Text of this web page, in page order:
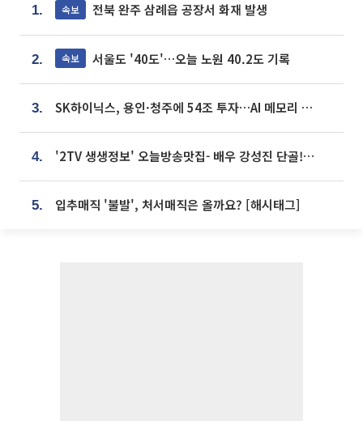
1. 속보 전북 완주 삼례읍 공장서 화재 발생
2. 속보 서울도 '40도'…오늘 노원 40.2도 기록
3. SK하이닉스, 용인·청주에 54조 투자…AI 메모리 생산기지 키운다
4. '2TV 생생정보' 오늘방송맛집- 배우 강성진 단골! 쌀국수ㆍ푸팟퐁 커리 맛집 '블○○○'
5. 입추매직 '불발', 처서매직은 올까요? [해시태그]